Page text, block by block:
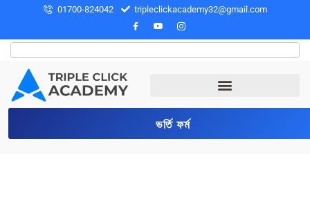
01700-824042 tripleclickacademy32@gmail.com
ভর্তি ফর্ম